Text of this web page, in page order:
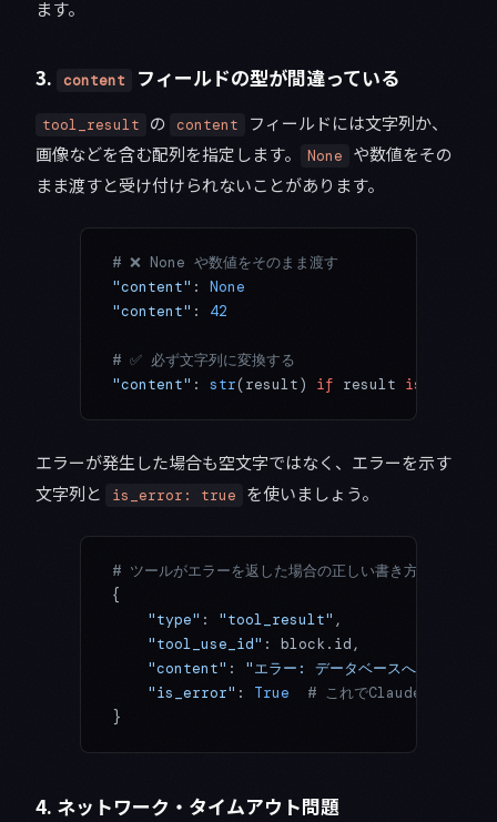
ます。
3. content フィールドの型が間違っている
tool_result の content
フィールドには文字列か、
画像などを含む配列を指定します。
None
や数値をその
まま渡すと受け付けられないことがあります。
# ❌ None や数値をそのまま渡す
"content" : None
"content" : 42
# ✅ 必ず文字列に変換する
"content" : str(result) if result is
エラーが発生した場合も空文字ではなく、エラーを示す
文字列と
is_error: true を使いましょう。
# ツールがエラーを返した場合の正しい書き方
{
    "type"
: "tool_result" ,
    "tool_use_id"
: block.id,
    "content"
: "エラー: データベースへの接続がタ
    "is_error"
: True
# これでClaudeはエラーを
}
4. ネットワーク・タイムアウト問題